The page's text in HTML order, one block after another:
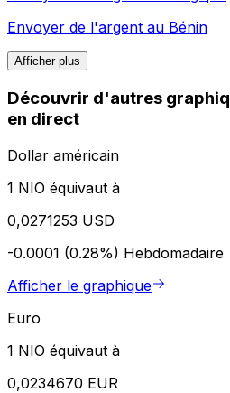
Envoyer de l'argent au Bénin
Afficher plus
Découvrir d'autres
en direct
Dollar américain
1 NIO équivaut à
0,0271253 USD
-0.0001 (0.28%) Hebdomadaire
Afficher le graphique
Euro
1 NIO équivaut à
0,0234670 EUR